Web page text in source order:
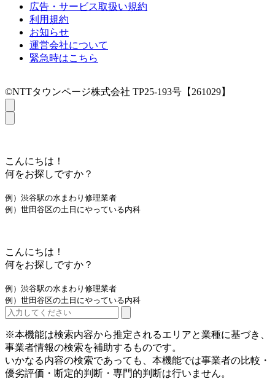
広告・サービス取扱い規約
利用規約
お知らせ
運営会社について
緊急時はこちら
©NTTタウンページ株式会社 TP25-193号【261029】
こんにちは！
何をお探しですか？
例）渋谷駅の水まわり修理業者
例）世田谷区の土日にやっている内科
こんにちは！
何をお探しですか？
例）渋谷駅の水まわり修理業者
例）世田谷区の土日にやっている内科
※本機能は検索内容から推定されるエリアと業種に基づき、
事業者情報の検索を補助するものです。
いかなる内容の検索であっても、本機能では事業者の比較・
優劣評価・断定的判断・専門的判断は行いません。